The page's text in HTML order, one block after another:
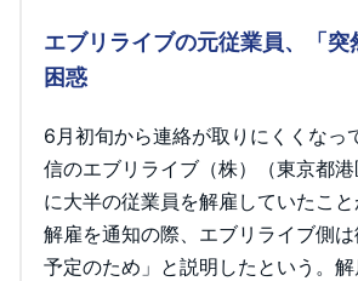
エブリライブの元従業員、「突
困惑
6月初旬から連絡が取りにくくなっ
信のエブリライブ（株）（東京都
に大半の従業員を解雇していたこ
解雇を通知の際、エブリライブ側
予定のため」と説明したという。